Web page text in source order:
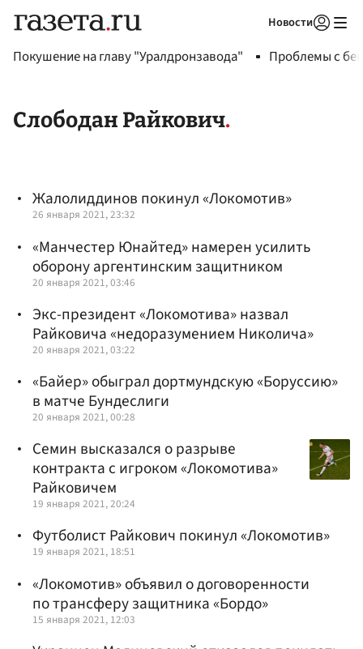
Новости
Покушение на главу "Уралдронзавода" Проблемы с
Слободан Райкович
Жалолиддинов покинул «Локомотив»
26 января 2021, 23:32
«Манчестер Юнайтед» намерен усилить
оборону аргентинским защитником
20 января 2021, 03:46
Экс-президент «Локомотива» назвал
Райковича «недоразумением Николича»
20 января 2021, 03:22
«Байер» обыграл дортмундскую «Боруссию»
в матче Бундеслиги
20 января 2021, 00:28
Семин высказался о разрыве
контракта с игроком «Локомотива»
Райковичем
19 января 2021, 20:24
Футболист Райкович покинул «Локомотив»
19 января 2021, 18:51
«Локомотив» объявил о договоренности
по трансферу защитника «Бордо»
15 января 2021, 12:03